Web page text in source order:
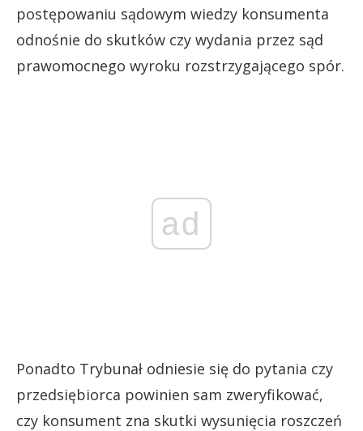
postępowaniu sądowym wiedzy konsumenta
odnośnie do skutków czy wydania przez sąd
prawomocnego wyroku rozstrzygającego spór.
ad
Ponadto Trybunał odniesie się do pytania czy
przedsiębiorca powinien sam zweryfikować,
czy konsument zna skutki wysunięcia roszczeń